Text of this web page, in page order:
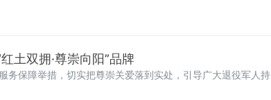
土双拥·尊崇向阳”品牌
务保障举措，切实把尊崇关爱落到实处，引导广大退役军人持